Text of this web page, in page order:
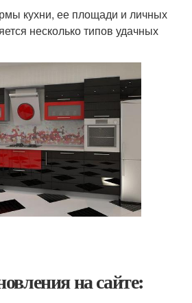
кухни, ее площади и личных
несколько типов удачных
на сайте: